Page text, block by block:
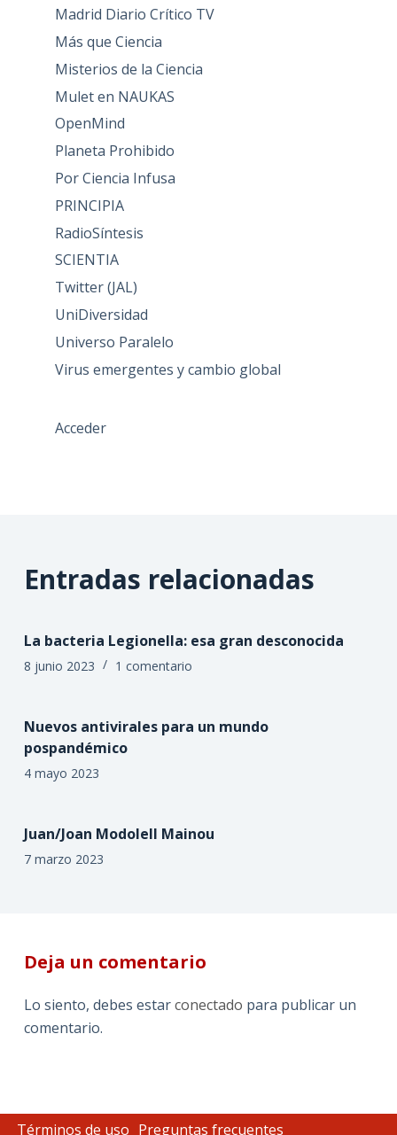
Madrid Diario Crítico TV
Más que Ciencia
Misterios de la Ciencia
Mulet en NAUKAS
OpenMind
Planeta Prohibido
Por Ciencia Infusa
PRINCIPIA
RadioSíntesis
SCIENTIA
Twitter (JAL)
UniDiversidad
Universo Paralelo
Virus emergentes y cambio global
Acceder
Entradas relacionadas
La bacteria Legionella: esa gran desconocida
8 junio 2023 1 comentario
Nuevos antivirales para un mundo
pospandémico
4 mayo 2023
Juan/Joan Modolell Mainou
7 marzo 2023
Deja un comentario
Lo siento, debes estarconectado para publicar un
comentario.
Términos de uso Preguntas frecuentes